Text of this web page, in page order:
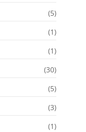
(5)
(1)
(1)
(30)
(5)
(3)
(1)